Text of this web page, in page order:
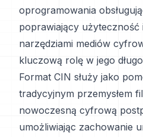
oprogramowania
poprawiający użyteczność
narzędziami mediów
kluczową rolę w jego
Format CIN służy jako
tradycyjnym przemysłem
nowoczesną cyfrową
umożliwiając zachowanie